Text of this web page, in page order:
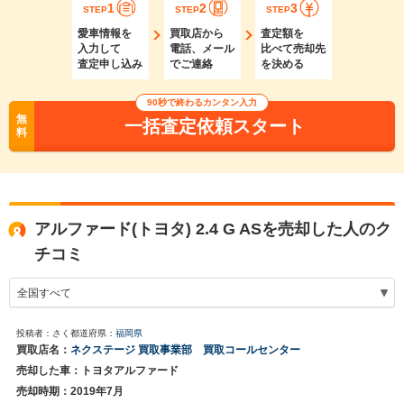
STEP1
愛車情報を
入力して
査定申し込み
STEP2
買取店から
電話、メール
でご連絡
STEP3
査定額を
比べて売却先
を決める
無
料
90秒で終わるカンタン入力
一括査定依頼スタート
アルファード(トヨタ) 2.4 G ASを売却した人のク
チコミ
投稿者：さく 都道府県： 福岡県
買取店名： ネクステージ 買取事業部 買取コールセンター
売却した車：トヨタアルファード
売却時期：2019年7月